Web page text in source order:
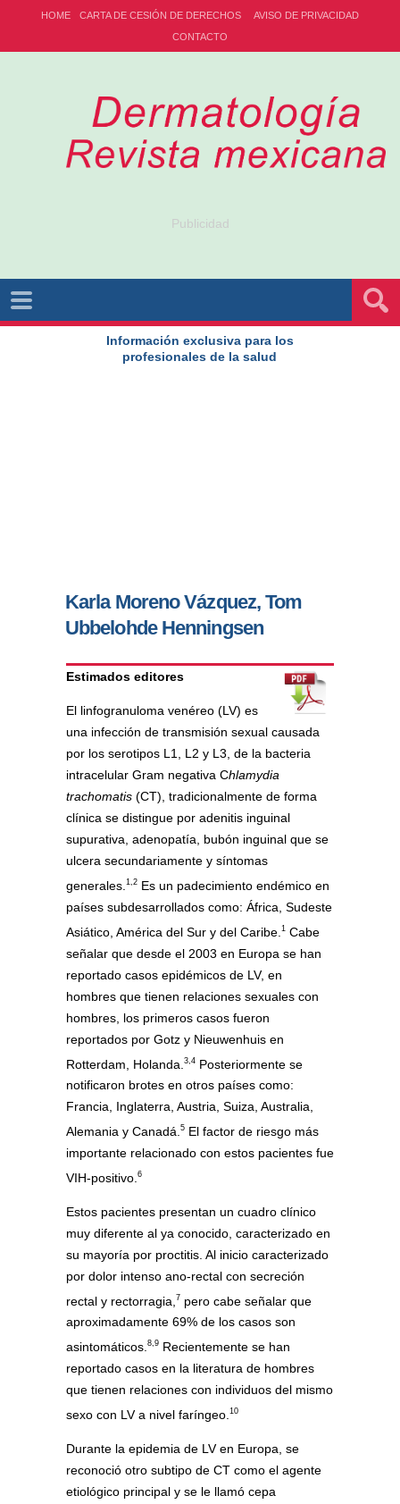
HOME CARTA DE CESIÓN DE DERECHOS
AVISO DE PRIVACIDAD
CONTACTO
Publicidad
Información exclusiva para los
profesionales de la salud
Karla Moreno Vázquez, Tom
Ubbelohde Henningsen
Estimados editores
El linfogranuloma venéreo (LV) es
una infección de transmisión sexual causada
por los serotipos L1, L2 y L3, de la bacteria
intracelular Gram negativa Chlamydia
trachomatis (CT), tradicionalmente de forma
clínica se distingue por adenitis inguinal
supurativa, adenopatía, bubón inguinal que se
ulcera secundariamente y síntomas
generales. 1,2 Es un padecimiento endémico en
países subdesarrollados como: África, Sudeste
Asiático, América del Sur y del Caribe. 1 Cabe
señalar que desde el 2003 en Europa se han
reportado casos epidémicos de LV, en
hombres que tienen relaciones sexuales con
hombres, los primeros casos fueron
reportados por Gotz y Nieuwenhuis en
Rotterdam, Holanda. 3,4 Posteriormente se
notificaron brotes en otros países como:
Francia, Inglaterra, Austria, Suiza, Australia,
Alemania y Canadá. 5 El factor de riesgo más
importante relacionado con estos pacientes fue
VIH-positivo. 6
Estos pacientes presentan un cuadro clínico
muy diferente al ya conocido, caracterizado en
su mayoría por proctitis. Al inicio caracterizado
por dolor intenso ano-rectal con secreción
rectal y rectorragia, 7 pero cabe señalar que
aproximadamente 69% de los casos son
asintomáticos. 8,9 Recientemente se han
reportado casos en la literatura de hombres
que tienen relaciones con individuos del mismo
sexo con LV a nivel faríngeo. 10
Durante la epidemia de LV en Europa, se
reconoció otro subtipo de CT como el agente
etiológico principal y se le llamó cepa